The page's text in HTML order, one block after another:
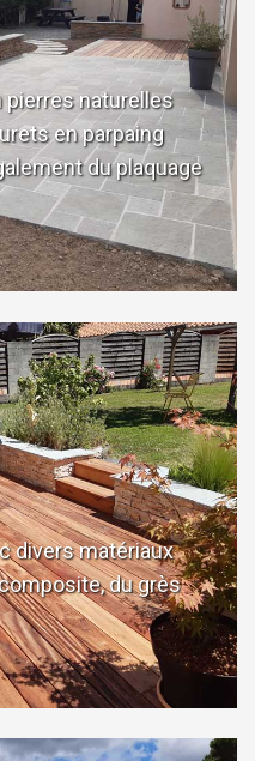
pierres naturelles
en parpaing
du plaquage
divers matériaux
du grès